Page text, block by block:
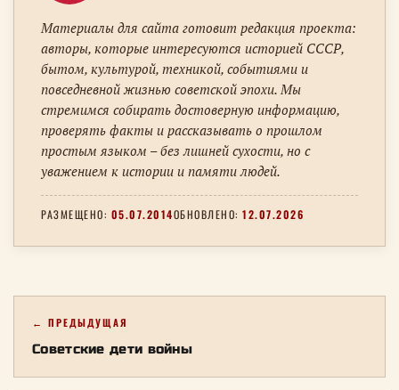
Материалы для сайта готовит редакция проекта:
авторы, которые интересуются историей СССР,
бытом, культурой, техникой, событиями и
повседневной жизнью советской эпохи. Мы
стремимся собирать достоверную информацию,
проверять факты и рассказывать о прошлом
простым языком – без лишней сухости, но с
уважением к истории и памяти людей.
РАЗМЕЩЕНО: 05.07.2014ОБНОВЛЕНО: 12.07.2026
← ПРЕДЫДУЩАЯ
Советские дети войны